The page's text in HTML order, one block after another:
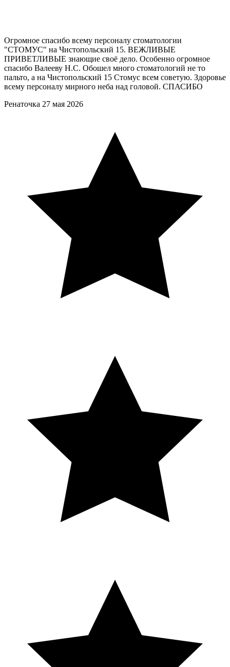
Огромное спасибо всему персоналу стоматологии
"СТОМУС" на Чистопольский 15. ВЕЖЛИВЫЕ
ПРИВЕТЛИВЫЕ знающие своё дело. Особенно огромное
спасибо Валееву Н.С. Обошел много стоматологий не то
пальто, а на Чистопольский 15 Стомус всем советую. Здоровье
всему персоналу мирного неба над головой. СПАСИБО
Ренаточка 27 мая 2026